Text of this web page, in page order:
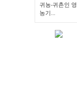
귀농‧귀촌인 영
농기...